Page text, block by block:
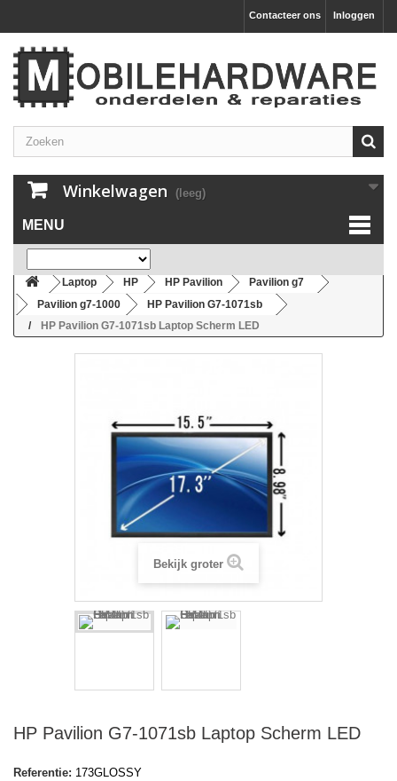
Inloggen
Contacteer ons
Winkelwagen (leeg)
MENU
Laptop HP HP Pavilion
Pavilion g7
Pavilion g7-1000
HP Pavilion G7-1071sb
HP Pavilion G7-1071sb Laptop Scherm LED
Bekijk groter
HP Pavilion G7-1071sb Laptop Scherm LED
Referentie: 173GLOSSY